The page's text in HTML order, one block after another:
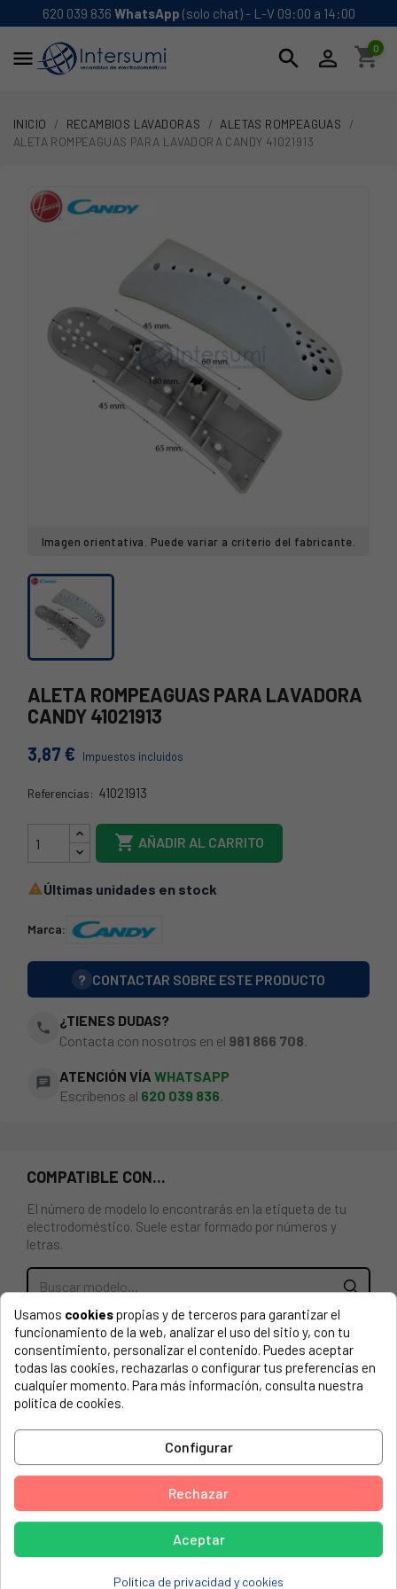
620 039 836 WhatsApp (solo chat) - L-V 09:00 a 14:00
 search  shopping_cart
0
INICIO RECAMBIOS LAVADORAS
ALETAS ROMPEAGUAS
ALETA ROMPEAGUAS PARA LAVADORA CANDY 41021913
Imagen orientativa. Puede variar a criterio del fabricante.
ALETA ROMPEAGUAS PARA LAVADORA
CANDY 41021913
3,87 € Impuestos incluidos
Referencias: 41021913
21CY1200
 AÑADIR AL CARRITO
Últimas unidades en stock
Marca:
? CONTACTAR SOBRE ESTE PRODUCTO
phone
¿TIENES DUDAS?
Contacta con nosotros en el 981 866 708
chat ATENCIÓN VÍA WHATSAPP
Escríbenos al 620 039 836.
COMPATIBLE CON...
El número de modelo lo encontrarás en la etiqueta de tu
electrodoméstico. Suele estar formado por números y
letras.
ALETA ROMPEAGUAS PARA LAVADORA CANDY, HOOVER.
LONGITUD: 180 MM. GRIS.
BAUKNECHT, 31800194 BKWD6120
BAUKNECHT, 31800226 BKWD6121
BAUKNECHT, BBKR75210
BAUKNECHT, BKWD6120
BAUKNECHT, BKWD6121
BAUMATIC, 31006492 BWDF 1485
BAUMATIC, 31800116 BWMI 1407
BAUMATIC, 31800118 BWDI1206
Usamos cookiespropias y de terceros para garantizar el
funcionamiento de la web, analizar el uso del sitio y, con tu
consentimiento, personalizar el contenido. Puedes aceptar
todas las cookies, rechazarlas o configurar tus preferencias en
cualquier momento. Para más información, consulta nuestra
política de cookies.
Configurar
Rechazar
Aceptar
Política de privacidad y cookies